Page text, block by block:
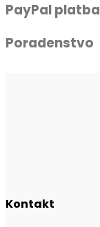
PayPal platba
Poradenstvo
Kontakt